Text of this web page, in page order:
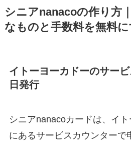
シニアnanacoの作り方
なものと手数料を無料
イトーヨーカドーのサー
日発行
シニアnanacoカードは、イ
にあるサービスカウンターで